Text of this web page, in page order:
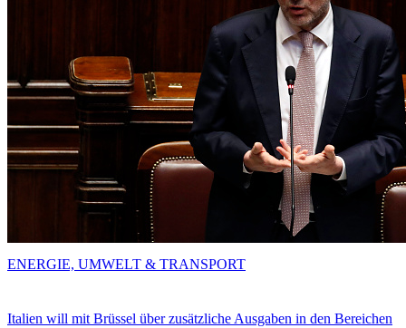
Italien will mit Brüssel über zusätzliche Ausgaben in den Bereichen
ENERGIE, UMWELT & TRANSPORT